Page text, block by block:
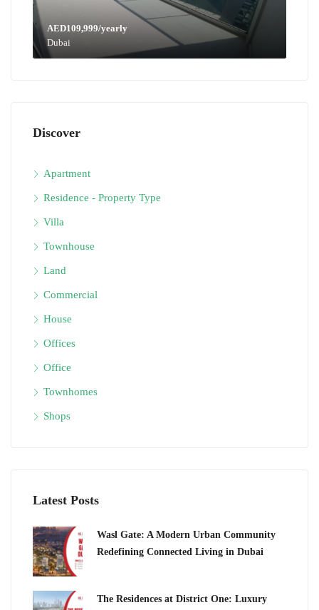
AED109,999/yearly
Dubai
Discover
Apartment
Residence - Property Type
Villa
Townhouse
Land
Commercial
House
Offices
Office
Townhomes
Shops
Latest Posts
Wasl Gate: A Modern Urban Community
Redefining Connected Living in Dubai
The Residences at District One: Luxury